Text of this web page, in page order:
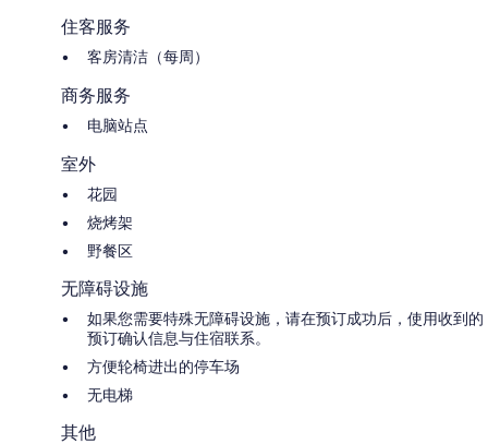
住客服务
客房清洁（每周）
商务服务
电脑站点
室外
花园
烧烤架
野餐区
无障碍设施
如果您需要特殊无障碍设施，请在预订成功后，使用收到的
预订确认信息与住宿联系。
方便轮椅进出的停车场
无电梯
其他